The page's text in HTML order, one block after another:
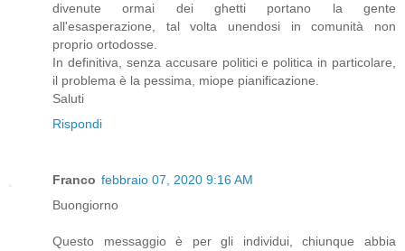
divenute ormai dei ghetti portano la gente
all'esasperazione, tal volta unendosi in comunità non
proprio ortodosse.
In definitiva, senza accusare politici e politica in particolare,
il problema è la pessima, miope pianificazione.
Saluti
Rispondi
Franco febbraio 07, 2020 9:16 AM
Buongiorno
Questo messaggio è per gli individui, chiunque abbia